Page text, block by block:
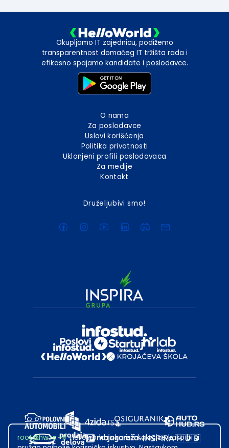
Okupljamo IT zajednicu, podižemo
transparentnost domaćeg IT tržišta rada i
efikasno spajamo kandidate i poslodavce.
O nama
Za poslodavce
Uslovi korišćenja
Politika privatnosti
Uklonjeni profili poslodavaca
Za medije
Kontakt
Druželjubivi smo!
root@hw.rs:~#Helloworld.rs koristi kolačiće kako bi ti